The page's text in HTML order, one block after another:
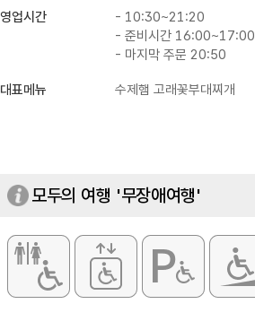
영업시간
- 10:30~21:20
- 준비시간 16:00~17:00
- 마지막 주문 20:50
대표메뉴
수제햄 고래꽃부대찌개
모두의 여행 '무장애여행'